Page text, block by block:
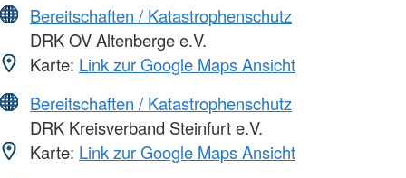
Bereitschaften / Katastrophenschutz
DRK OV Altenberge e.V.
Karte: Link zur Google Maps Ansicht
Bereitschaften / Katastrophenschutz
DRK Kreisverband Steinfurt e.V.
Karte: Link zur Google Maps Ansicht